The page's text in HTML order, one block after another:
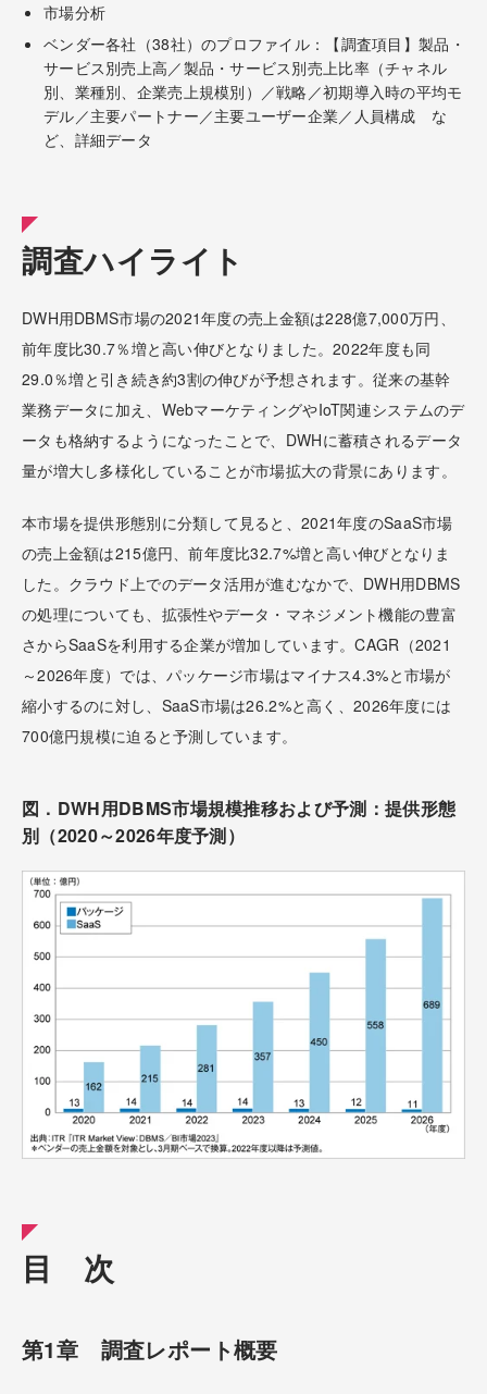
市場分析
ベンダー各社（38社）のプロファイル：【調査項目】製品・
サービス別売上高／製品・サービス別売上比率（チャネル
別、業種別、企業売上規模別）／戦略／初期導入時の平均モ
デル／主要パートナー／主要ユーザー企業／人員構成 な
ど、詳細データ
調査ハイライト
DWH用DBMS市場の2021年度の売上金額は228億7,000万円、
前年度比30.7％増と高い伸びとなりました。2022年度も同
29.0％増と引き続き約3割の伸びが予想されます。従来の基幹
業務データに加え、WebマーケティングやIoT関連システムのデ
ータも格納するようになったことで、DWHに蓄積されるデータ
量が増大し多様化していることが市場拡大の背景にあります。
本市場を提供形態別に分類して見ると、2021年度のSaaS市場
の売上金額は215億円、前年度比32.7%増と高い伸びとなりま
した。クラウド上でのデータ活用が進むなかで、DWH用DBMS
の処理についても、拡張性やデータ・マネジメント機能の豊富
さからSaaSを利用する企業が増加しています。CAGR（2021
～2026年度）では、パッケージ市場はマイナス4.3%と市場が
縮小するのに対し、SaaS市場は26.2%と高く、2026年度には
700億円規模に迫ると予測しています。
図．DWH用DBMS市場規模推移および予測：提供形態
別（2020～2026年度予測）
目 次
第1章 調査レポート概要